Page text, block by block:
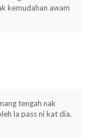
kemudahan awam
tengah nak
la pass ni kat dia.